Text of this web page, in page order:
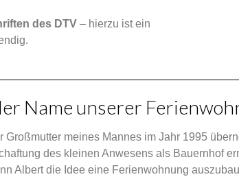
des DTV – hierzu ist ein
Name unserer
Großmutter meines Mannes im Jahr 1995
des kleinen Anwesens als Bauernhof
Albert die Idee eine Ferienwohnung